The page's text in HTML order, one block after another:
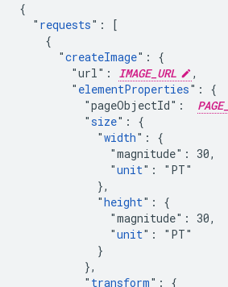
{
  "
requests": [
    {
      "
createImage": {
        "url":
IMAGE_URL
,
        "
elementProperties": {
          "pageObjectId":
          "
size": {
            "
width": {
              "magnitude": 30,
              "
unit": "PT"
            },
            "
height": {
              "magnitude": 30,
              "
unit": "PT"
            }
          },
          "
transform": {